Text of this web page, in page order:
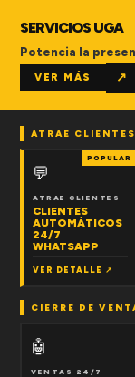
SERVICIOS UGA
Potencia la
VER MÁS ↗
ATRAE CLIENTES
POPULAR
💬
ATRAE CLIENTES
CLIENTES
AUTOMÁTICOS
24/7
WHATSAPP
VER DETALLE ↗
CIERRE DE
🤖
VENTAS 24/7